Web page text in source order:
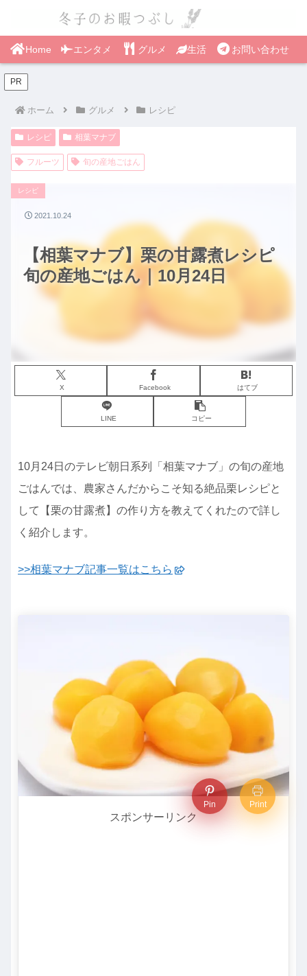
Home エンタメ グルメ 生活 お問い合わせ
PR
ホーム グルメ レシピ
レシピ 相葉マナブ
フルーツ 旬の産地ごはん
【相葉マナブ】栗の甘露煮レシピ
旬の産地ごはん｜10月24日
レシピ
X Facebook はてブ
LINE コピー
2021.10.24
10月24日のテレビ朝日系列「相葉マナブ」の旬の産地
ごはんでは、農家さんだからこそ知る絶品栗レシピと
して【栗の甘露煮】の作り方を教えてくれたので詳し
く紹介します。
>>相葉マナブ記事一覧はこちら
Pin Print
スポンサーリンク